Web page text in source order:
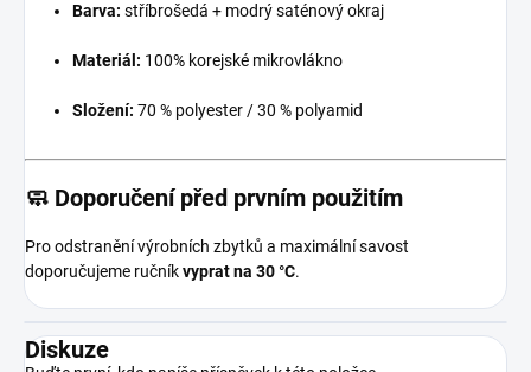
Barva: stříbrošedá + modrý saténový okraj
Materiál: 100% korejské mikrovlákno
Složení: 70 % polyester / 30 % polyamid
🧼 Doporučení před prvním použitím
Pro odstranění výrobních zbytků a maximální savost
doporučujeme ručníkvyprat na 30 °C.
Diskuze